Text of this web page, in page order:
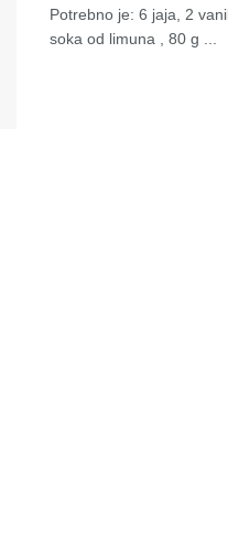
Potrebno je: 6 jaja, 2
soka od limuna , 80 g ...